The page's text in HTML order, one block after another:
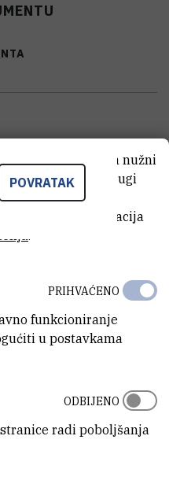
NABAVKU OPREME
OPREMU
Source
POVRATAK
od tih kolačića nužni
stranice, dok se drugi
stranice radi
Za više informacija
.
funkcioniranje
u postavkama
PRIHVAĆENO
radi poboljšanja
ODBIJENO